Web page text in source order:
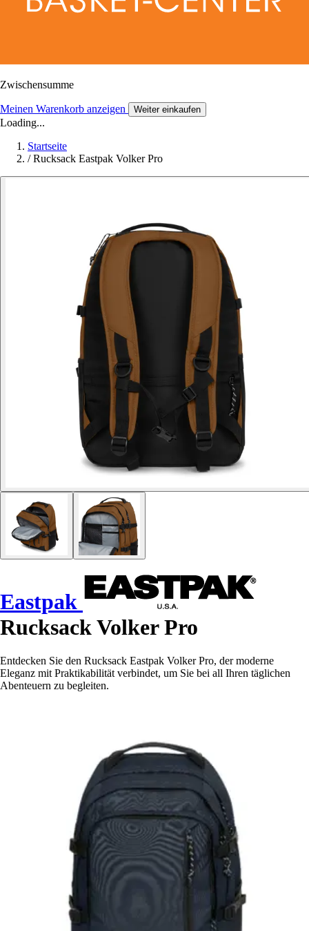
Zwischensumme
Meinen Warenkorb anzeigen Weiter einkaufen
Loading...
Startseite
/ Rucksack Eastpak Volker Pro
Eastpak
Rucksack Volker Pro
Entdecken Sie den Rucksack Eastpak Volker Pro, der moderne
Eleganz mit Praktikabilität verbindet, um Sie bei all Ihren täglichen
Abenteuern zu begleiten.